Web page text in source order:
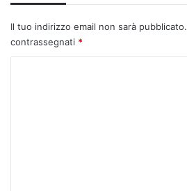
Il tuo indirizzo email non sarà pubblicato.
contrassegnati *